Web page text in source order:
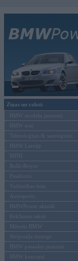
Ziņas un raksti
BMW modeļu jaunumi
BMW testi
Tehnoloģijas & sasniegumi
BMW Latvijā
MINI
Rolls-Royce
Pasākumi
Vadāmības tests
Autosports
BMWPower aktuāli
Reklāmas raksti
Mēneša BMW
Sērijveida tūnings
BMW pasaules jaunumi
BMW koncepti